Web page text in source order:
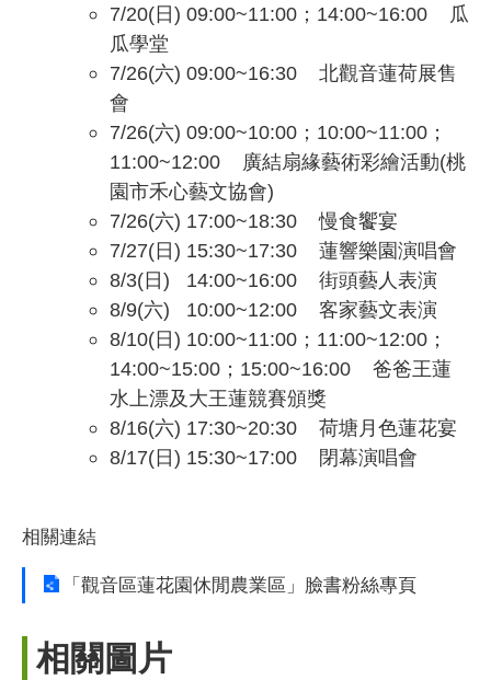
7/20(日) 09:00~11:00；14:00~16:00 瓜
瓜學堂
7/26(六) 09:00~16:30 北觀音蓮荷展售
會
7/26(六) 09:00~10:00；10:00~11:00；
11:00~12:00 廣結扇緣藝術彩繪活動(桃
園市禾心藝文協會)
7/26(六) 17:00~18:30 慢食饗宴
7/27(日) 15:30~17:30 蓮響樂園演唱會
8/3(日) 14:00~16:00 街頭藝人表演
8/9(六) 10:00~12:00 客家藝文表演
8/10(日) 10:00~11:00；11:00~12:00；
14:00~15:00；15:00~16:00 爸爸王蓮
水上漂及大王蓮競賽頒獎
8/16(六) 17:30~20:30 荷塘月色蓮花宴
8/17(日) 15:30~17:00 閉幕演唱會
相關連結
「觀音區蓮花園休閒農業區」臉書粉絲專頁
相關圖片